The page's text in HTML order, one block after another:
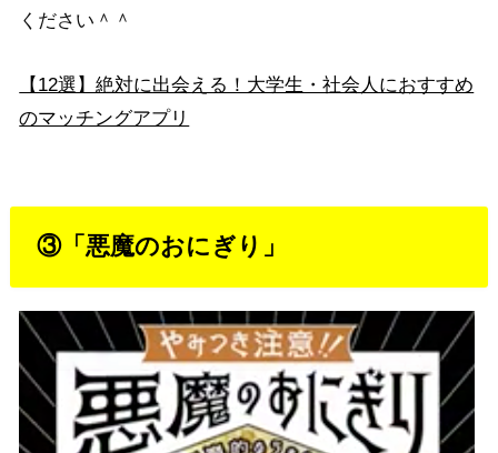
ください＾＾
【12選】絶対に出会える！大学生・社会人におすすめ
のマッチングアプリ
③「悪魔のおにぎり」